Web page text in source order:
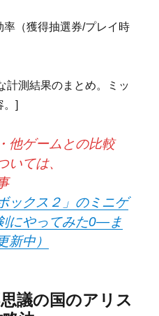
率（獲得抽選券/プレイ時
計測結果のまとめ。ミッ
。]
他ゲームとの比較
いては、
ックス２」のミニゲ
にやってみた0―ま
新中）
議の国のアリス